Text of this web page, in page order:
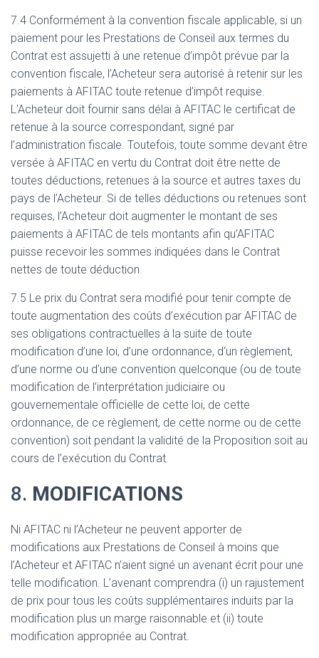
7.4 Conformément à la convention fiscale applicable, si un
paiement pour les Prestations de Conseil aux termes du
Contrat est assujetti à une retenue d’impôt prévue par la
convention fiscale, l’Acheteur sera autorisé à retenir sur les
paiements à AFITAC toute retenue d’impôt requise.
L’Acheteur doit fournir sans délai à AFITAC le certificat de
retenue à la source correspondant, signé par
l’administration fiscale. Toutefois, toute somme devant être
versée à AFITAC en vertu du Contrat doit être nette de
toutes déductions, retenues à la source et autres taxes du
pays de l’Acheteur. Si de telles déductions ou retenues sont
requises, l’Acheteur doit augmenter le montant de ses
paiements à AFITAC de tels montants afin qu’AFITAC
puisse recevoir les sommes indiquées dans le Contrat
nettes de toute déduction.
7.5 Le prix du Contrat sera modifié pour tenir compte de
toute augmentation des coûts d’exécution par AFITAC de
ses obligations contractuelles à la suite de toute
modification d’une loi, d’une ordonnance, d‘un règlement,
d’une norme ou d’une convention quelconque (ou de toute
modification de l’interprétation judiciaire ou
gouvernementale officielle de cette loi, de cette
ordonnance, de ce règlement, de cette norme ou de cette
convention) soit pendant la validité de la Proposition soit au
cours de l’exécution du Contrat.
8. MODIFICATIONS
Ni AFITAC ni l’Acheteur ne peuvent apporter de
modifications aux Prestations de Conseil à moins que
l’Acheteur et AFITAC n’aient signé un avenant écrit pour une
telle modification. L’avenant comprendra (i) un rajustement
de prix pour tous les coûts supplémentaires induits par la
modification plus un marge raisonnable et (ii) toute
modification appropriée au Contrat.